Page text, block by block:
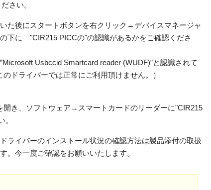
さい。
た後にスタートボタンを右クリック→デバイスマネージャ
下に "CIR215 PICCの"の認識があるかをご確認くださ
Usbccid Smartcard reader (WUDF)”と認識されて
ドライバーでは正常にご利用頂けません。）
開き、ソフトウェア→スマートカードのリーダーに"CIR215
。
ライバーのインストール状況の確認方法は製品添付の取扱
。今一度ご確認をお願いいたします。